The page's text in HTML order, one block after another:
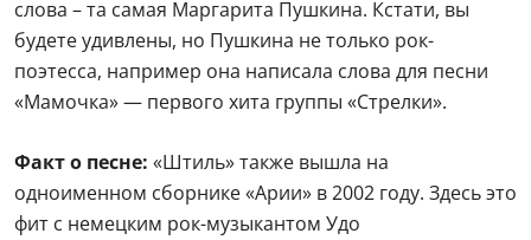
слова – та самая Маргарита Пушкина. Кстати, вы
будете удивлены, но Пушкина не только рок-
поэтесса, например она написала слова для песни
«Мамочка» — первого хита группы «Стрелки».
Факт о песне: «Штиль» также вышла на
одноименном сборнике «Арии» в 2002 году. Здесь это
фит с немецким рок-музыкантом Удо